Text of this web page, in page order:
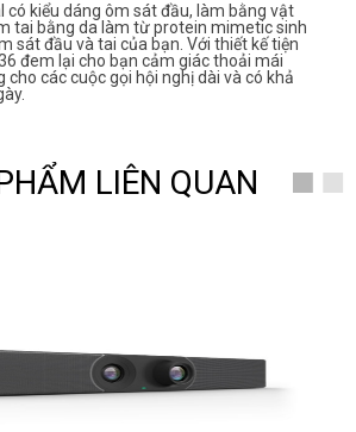
có kiểu dáng ôm sát đầu, làm bằng vật
tai bằng da làm từ protein mimetic sinh
sát đầu và tai của bạn. Với thiết kế tiện
đem lại cho bạn cảm giác thoải mái
cho các cuộc gọi hội nghị dài và có khả
LIÊN QUAN